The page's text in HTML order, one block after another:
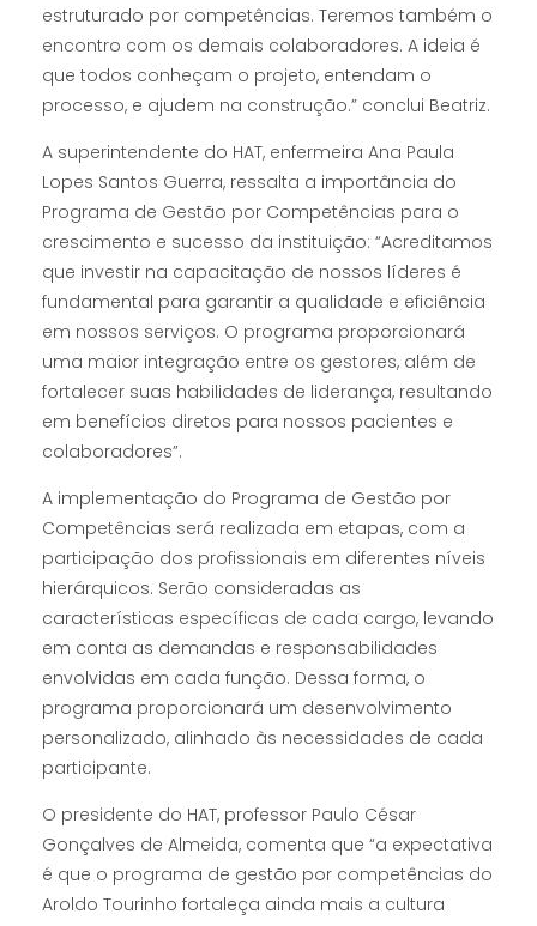
estruturado por competências. Teremos também o
encontro com os demais colaboradores. A ideia é
que todos conheçam o projeto, entendam o
processo, e ajudem na construção.” conclui Beatriz.
A superintendente do HAT, enfermeira Ana Paula
Lopes Santos Guerra, ressalta a importância do
Programa de Gestão por Competências para o
crescimento e sucesso da instituição: “Acreditamos
que investir na capacitação de nossos líderes é
fundamental para garantir a qualidade e eficiência
em nossos serviços. O programa proporcionará
uma maior integração entre os gestores, além de
fortalecer suas habilidades de liderança, resultando
em benefícios diretos para nossos pacientes e
colaboradores”.
A implementação do Programa de Gestão por
Competências será realizada em etapas, com a
participação dos profissionais em diferentes níveis
hierárquicos. Serão consideradas as
características específicas de cada cargo, levando
em conta as demandas e responsabilidades
envolvidas em cada função. Dessa forma, o
programa proporcionará um desenvolvimento
personalizado, alinhado às necessidades de cada
participante.
O presidente do HAT, professor Paulo César
Gonçalves de Almeida, comenta que “a expectativa
é que o programa de gestão por competências do
Aroldo Tourinho fortaleça ainda mais a cultura